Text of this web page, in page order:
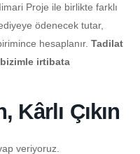
Proje ile birlikte farklı
ödenecek tutar,
hesaplanır. Tadilat
irtibata
Kârlı Çıkın
veriyoruz.